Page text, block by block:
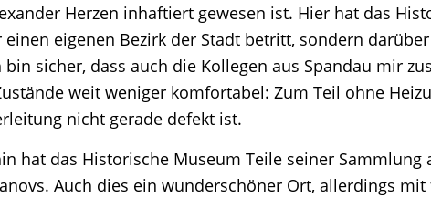
Herzen inhaftiert gewesen ist. Hier hat das
eigenen Bezirk der Stadt betritt, sondern
sicher, dass auch die Kollegen aus Spandau mir
weit weniger komfortabel: Zum Teil ohne
nicht gerade defekt ist.
hat das Historische Museum Teile seiner Sammlung
Auch dies ein wunderschöner Ort, allerdings